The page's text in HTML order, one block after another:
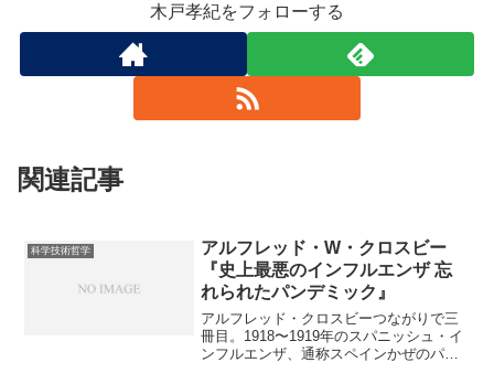
木戸孝紀をフォローする
関連記事
科学技術哲学
アルフレッド・W・クロスビー
『史上最悪のインフルエンザ 忘
れられたパンデミック』
アルフレッド・クロスビーつながりで三
冊目。1918〜1919年のスパニッシュ・イ
ンフルエンザ、通称スペインかぜのパン